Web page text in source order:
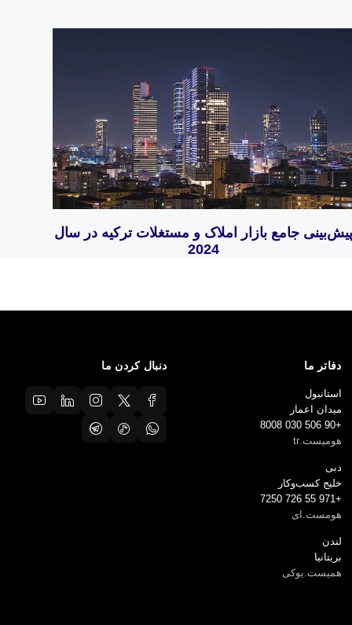
پیش‌بینی جامع بازار املاک و مستغلات ترکیه در سال
2024
دفاتر ما
استانبول
میدان اعمار
+90 506 030 8008
هومیست.tr
دبی
خلیج کسب‌وکار
+971 55 726 7250
هومست.ای
لندن
بریتانیا
همیست.یوکی
دنبال کردن ما